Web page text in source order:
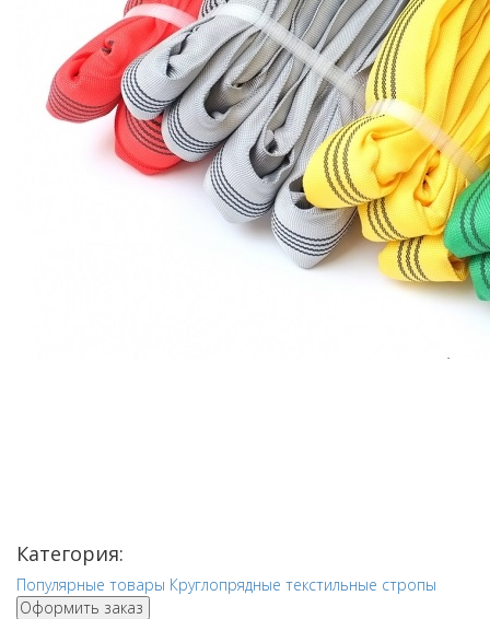
Категория:
Популярные товары Круглопрядные текстильные стропы
Оформить заказ